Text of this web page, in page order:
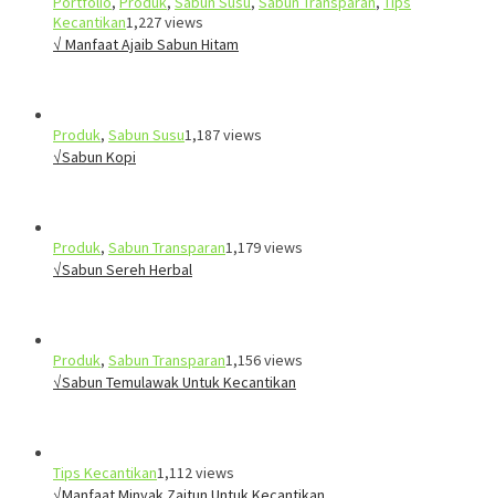
Kecantikan1,227 views
√ Manfaat Ajaib Sabun Hitam
Produk, Sabun Susu1,187 views
√Sabun Kopi
Produk, Sabun Transparan1,179 views
√Sabun Sereh Herbal
Produk, Sabun Transparan1,156 views
√Sabun Temulawak Untuk Kecantikan
Tips Kecantikan1,112 views